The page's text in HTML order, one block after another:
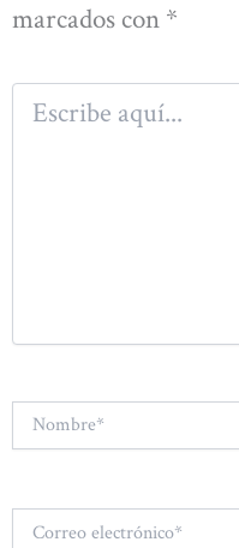
marcados con *
aquí...
electrónico*